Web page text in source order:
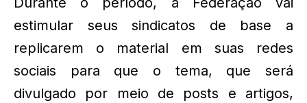
estimular seus sindicatos de base a
replicarem o material em suas redes
sociais para que o tema, que será
divulgado por meio de posts e artigos,